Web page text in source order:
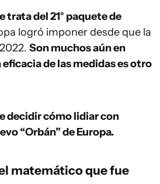
trata del 21° paquete de
logró imponer desde que la
Son muchos aún en
de las medidas es otro
decidir cómo lidiar con
“Orbán” de Europa.
matemático que fue